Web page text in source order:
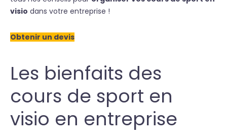
visio dans votre entreprise !
Obtenir un devis
Les bienfaits des
cours de sport en
visio en entreprise